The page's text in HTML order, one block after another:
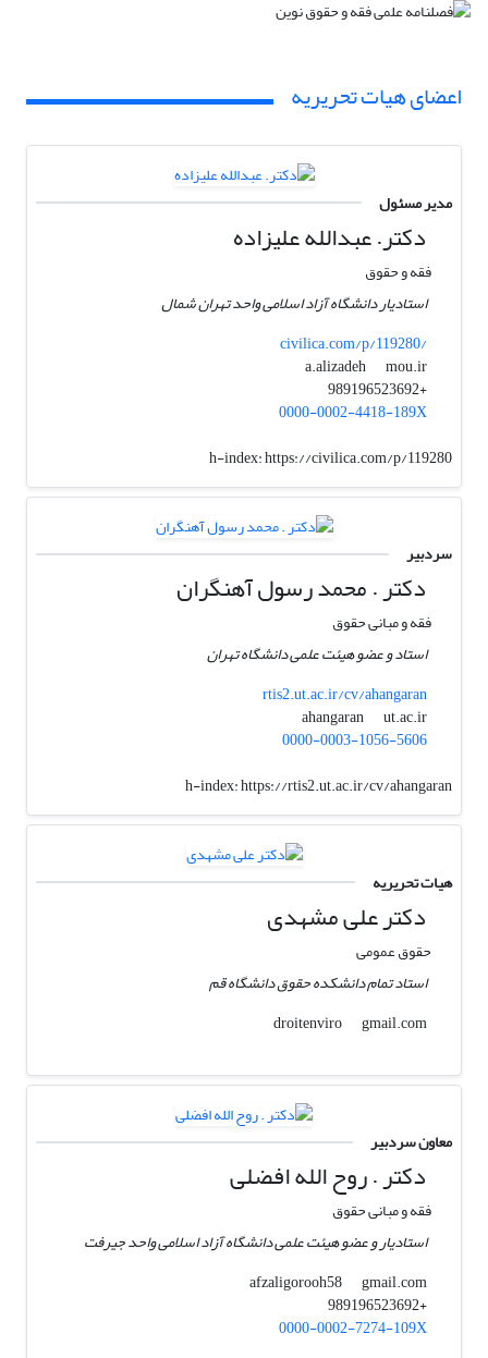
اعضای هیات تحریریه
مدیر مسئول
دکتر. عبدالله علیزاده
فقه و حقوق
استادیار دانشگاه آزاد اسلامی واحد تهران شمال
civilica.com/p/119280/
a.alizadeh
mou.ir
+989196523692
0000-0002-4418-189X
h-index:https://civilica.com/p/119280
سردبیر
دکتر . محمد رسول آهنگران
فقه و مبانی حقوق
استاد و عضو هیئت علمی دانشگاه تهران
rtis2.ut.ac.ir/cv/ahangaran
ahangaran
ut.ac.ir
0000-0003-1056-5606
h-index:https://rtis2.ut.ac.ir/cv/ahangaran
هیات تحریریه
دکتر علی مشهدی
حقوق عمومی
استاد تمام دانشکده حقوق دانشگاه قم
droitenviro
gmail.com
معاون سردبیر
دکتر . روح الله افضلی
فقه و مبانی حقوق
استادیار و عضو هیئت علمی دانشگاه آزاد اسلامی واحد جیرفت
afzaligorooh58
gmail.com
+989196523692
0000-0002-7274-109X